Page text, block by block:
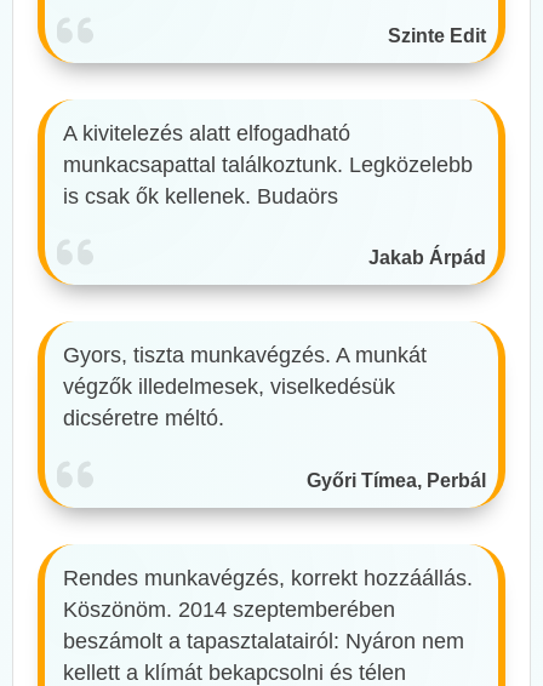
Szinte Edit
A kivitelezés alatt elfogadható
munkacsapattal találkoztunk. Legközelebb
is csak ők kellenek. Budaörs
Jakab Árpád
Gyors, tiszta munkavégzés. A munkát
végzők illedelmesek, viselkedésük
dicséretre méltó.
Győri Tímea, Perbál
Rendes munkavégzés, korrekt hozzáállás.
Köszönöm. 2014 szeptemberében
beszámolt a tapasztalatairól: Nyáron nem
kellett a klímát bekapcsolni és télen